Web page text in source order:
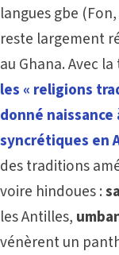
langues gbe
reste largement
au Ghana. Avec
les « religions
donné
syncrétiques en
des traditions
voire hindoues :
les Antilles,
vénèrent un